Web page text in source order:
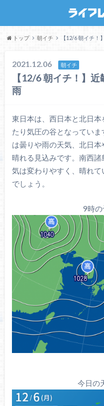
トップ 朝イチ 【12/6 朝イチ
2021.12.06 朝イチ
【12/6 朝イチ！】
雨
東日本は、西日本と北日
たり気圧の谷となってい
は曇りや雨の天気、北日
晴れる見込みです。南西
気は変わりやすく、晴れ
でしょう。
9時の
今日の